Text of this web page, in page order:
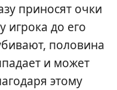
приносят очки
игрока до его
половина
и может
этому